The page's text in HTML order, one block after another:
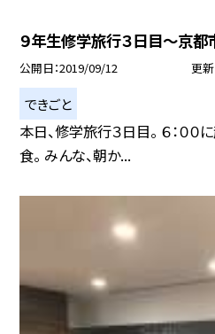
９年生修学旅行３日目〜京
公開日 2019/09/12 更
できごと
本日、修学旅行３日目。 ６：００
食。 みんな、朝か...